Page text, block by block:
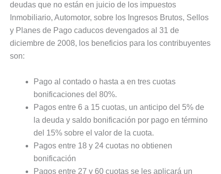
deudas que no están en juicio de los impuestos
Inmobiliario, Automotor, sobre los Ingresos Brutos, Sellos
y Planes de Pago caducos devengados al 31 de
diciembre de 2008, los beneficios para los contribuyentes
son:
Pago al contado o hasta a en tres cuotas
bonificaciones del 80%.
Pagos entre 6 a 15 cuotas, un anticipo del 5% de
la deuda y saldo bonificación por pago en término
del 15% sobre el valor de la cuota.
Pagos entre 18 y 24 cuotas no obtienen
bonificación
Pagos entre 27 y 60 cuotas se les aplicará un